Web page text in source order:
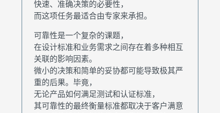
快速、准确决策的必要性，
而这项任务最适合由专家来承担。
可靠性是一个复杂的课题，
在设计标准和业务需求之间存在着多种相互
关联的影响因素。
微小的决策和简单的妥协都可能导致极其严
重的后果。毕竟，
无论产品如何满足测试和认证标准，
其可靠性的最终衡量标准都取决于客户满意